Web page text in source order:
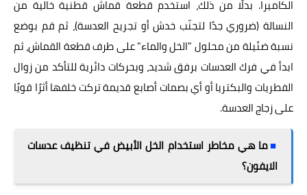
الكاميرا. بدلًا من ذلك، استخدم قطعة قماش قطنية خالية من
النسالة (ضروري جدًا لتجنّب خدش أو تجريح العدسة)، ثم قم بوضع
نسبة ضئيلة من محلول "الخل والماء" على طرف قطعة القماش، ثم
ابدأ في فرك العدسات برفق شديد، وبحركات دائرية للتأكد من زوال
الفطريات والبكتريا أو أي بصمات أصابع قديمة تركت خلفها أثرًا قويًا
على زجاج العدسة.
■ما هي مخاطر استخدام الخل الأبيض في تنظيف عدسات
الايفون؟